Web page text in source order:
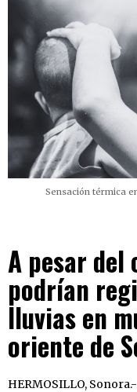
Sensación térmica
A pesar del
podrían
lluvias en
oriente de
HERMOSILLO,